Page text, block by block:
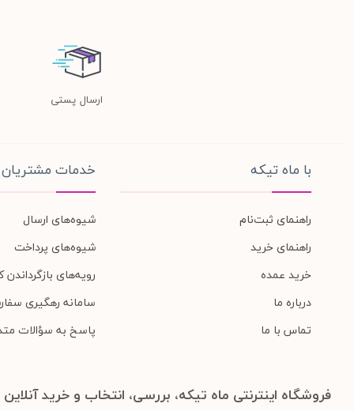
ارسال پستی
با ماه تیکه
راهنمای ثبت‌نام
راهنمای خرید
خرید عمده
درباره ما
تماس با ما
خدمات مشتریان
شیوه‌های ارسال
شیوه‌های پرداخت
رویه‌های بازگرداندن
سامانه رهگیری
پاسخ به سؤالات
فروشگاه اینترنتی ماه تیکه، بررسی، انتخاب و خرید آنلاین